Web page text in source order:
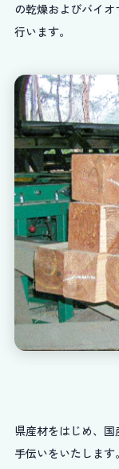
の乾燥およびバイ
行います。
県産材をはじめ、
手伝いをいたします。